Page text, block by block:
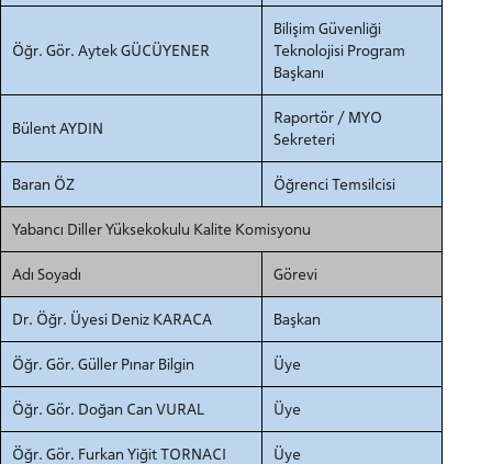
Öğr. Gör. Aytek GÜCÜYENER
Bilişim Güvenliği
Teknolojisi Program
Başkanı
Bülent AYDIN
Raportör / MYO
Sekreteri
Baran ÖZ Öğrenci Temsilcisi
Yabancı Diller Yüksekokulu Kalite Komisyonu
Adı Soyadı Görevi
Dr. Öğr. Üyesi Deniz KARACA Başkan
Öğr. Gör. Güller Pınar Bilgin Üye
Öğr. Gör. Doğan Can VURAL Üye
Öğr. Gör. Furkan Yiğit TORNACI Üye